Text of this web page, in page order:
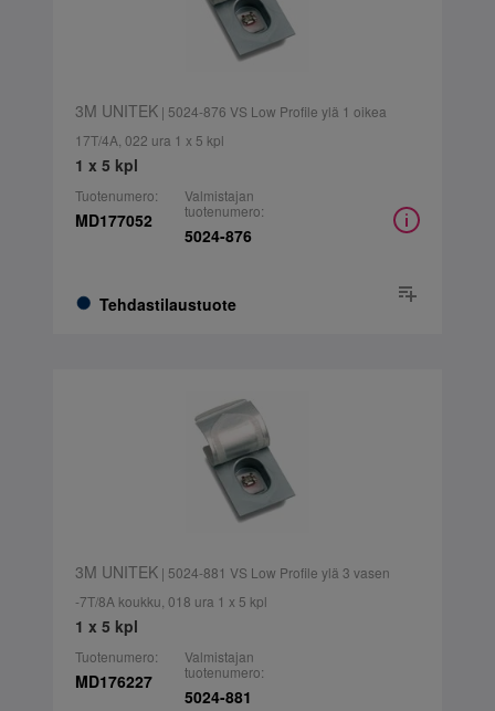
3M UNITEK| 5024-876 VS Low Profile ylä 1 oikea
17T/4A, 022 ura 1 x 5 kpl
1 x 5 kpl
Tuotenumero:
MD177052
Tehdastilaustuote
Valmistajan
tuotenumero:
5024-876
3M UNITEK| 5024-881 VS Low Profile ylä 3 vasen
-7T/8A koukku, 018 ura 1 x 5 kpl
1 x 5 kpl
Tuotenumero:
MD176227
Valmistajan
tuotenumero:
5024-881